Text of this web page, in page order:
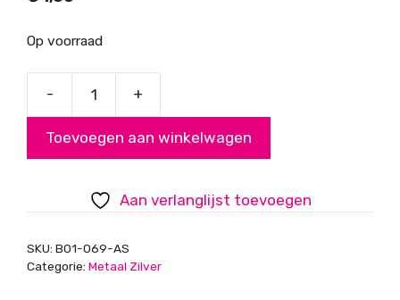
Op voorraad
-
maat
gat
4.4mm,
zilver
+
Toevoegen aan winkelwagen
Aan verlanglijst toevoegen
SKU: B01-069-AS
Categorie: Metaal Zilver